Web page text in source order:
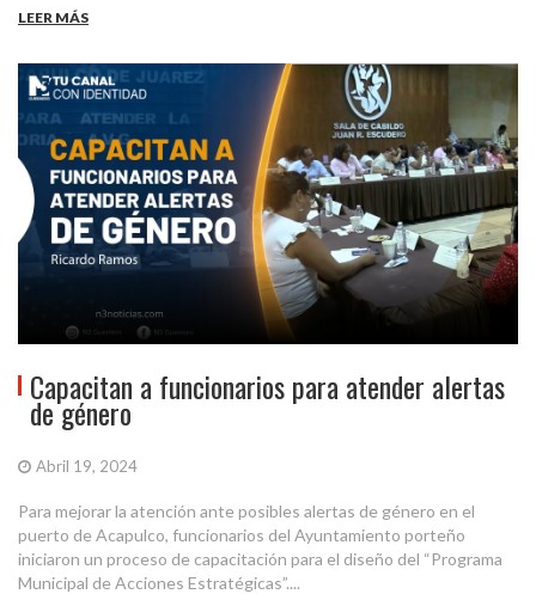
LEER MÁS
Capacitan a funcionarios para atender alertas
de género
Abril 19, 2024
Para mejorar la atención ante posibles alertas de género en el
puerto de Acapulco, funcionarios del Ayuntamiento porteño
iniciaron un proceso de capacitación para el diseño del “Programa
Municipal de Acciones Estratégicas”....